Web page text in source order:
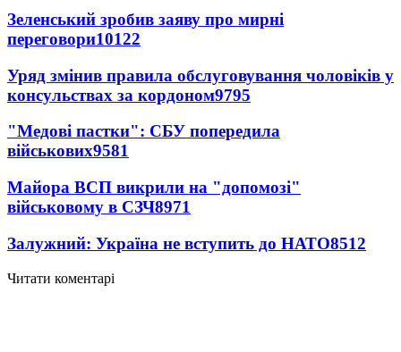
Зеленський зробив заяву про мирні
переговори10122
Уряд змінив правила обслуговування чоловіків у
консульствах за кордоном9795
"Медові пастки": СБУ попередила
військових9581
Майора ВСП викрили на "допомозі"
військовому в СЗЧ8971
Залужний: Україна не вступить до НАТО8512
Читати коментарі